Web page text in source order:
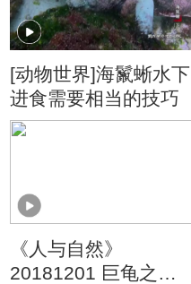
[动物世界]海鬣蜥水下
进食需要相当的技巧
《人与自然》
20181201 巨龟之岛